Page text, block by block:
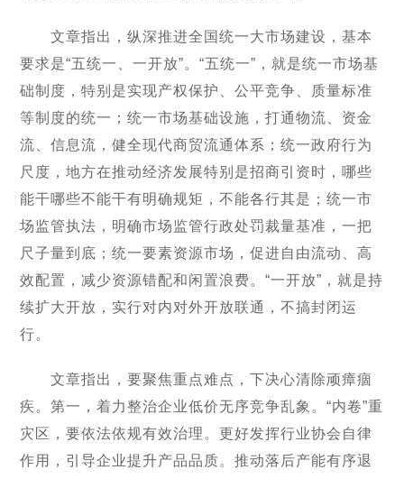
文章指出，纵深推进全国统一大市场建设，基本
要求是“五统一、一开放”。“五统一”，就是统一市场基
础制度，特别是实现产权保护、公平竞争、质量标准
等制度的统一；统一市场基础设施，打通物流、资金
流、信息流，健全现代商贸流通体系；统一政府行为
尺度，地方在推动经济发展特别是招商引资时，哪些
能干哪些不能干有明确规矩，不能各行其是；统一市
场监管执法，明确市场监管行政处罚裁量基准，一把
尺子量到底；统一要素资源市场，促进自由流动、高
效配置，减少资源错配和闲置浪费。“一开放”，就是持
续扩大开放，实行对内对外开放联通，不搞封闭运
行。
文章指出，要聚焦重点难点，下决心清除顽瘴痼
疾。第一，着力整治企业低价无序竞争乱象。“内卷”重
灾区，要依法依规有效治理。更好发挥行业协会自律
作用，引导企业提升产品品质。推动落后产能有序退